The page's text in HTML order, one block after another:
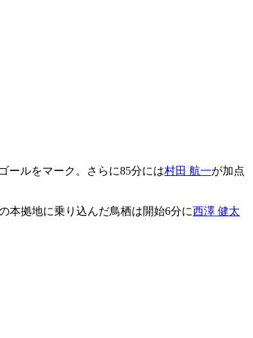
ールをマーク。さらに85分には村田 航一が加点
本拠地に乗り込んだ鳥栖は開始6分に西澤 健太